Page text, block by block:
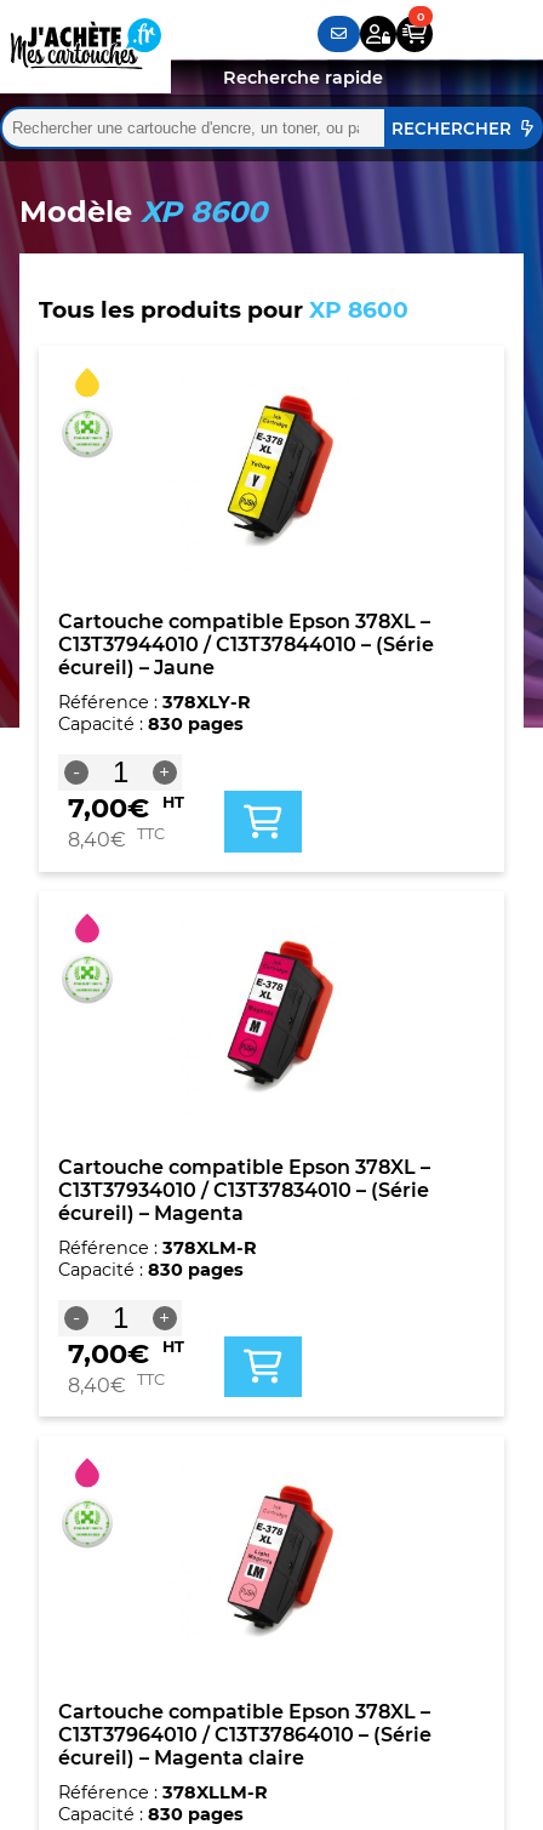
Rechercher :
Quand les résultats de l'auto-complétion sont
Recherche rapide
Modèle XP 8600
Tous les produits pour XP 8600
Cartouche compatible Epson 378XL –
C13T37944010 / C13T37844010 – (Série
écureil) – Jaune
Référence : 378XLY-R
Capacité : 830 pages
-
quantité
de
Cartouche
compatible
378XL
C13T37944010
/
C13T37844010
-
+
7,00€ HT
8,40€ TTC
Cartouche compatible Epson 378XL –
C13T37934010 / C13T37834010 – (Série
écureil) – Magenta
Référence : 378XLM-R
Capacité : 830 pages
-
quantité
de
Cartouche
compatible
378XL
C13T37934010
/
C13T37834010
-
+
7,00€ HT
8,40€ TTC
Cartouche compatible Epson 378XL –
C13T37964010 / C13T37864010 – (Série
écureil) – Magenta claire
Référence : 378XLLM-R
Capacité : 830 pages